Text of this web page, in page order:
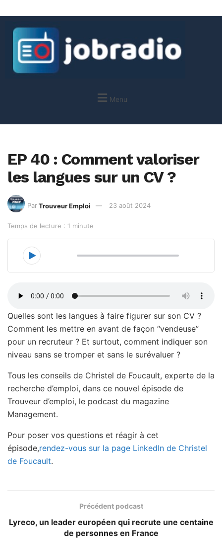
Menu
EP 40 : Comment valoriser
les langues sur un CV ?
Par Trouveur Emploi 23 août 2024
Temps de lecture : 1 minute
Quelles sont les langues à faire figurer sur son CV ?
Comment les mettre en avant de façon “vendeuse”
pour un recruteur ? Et surtout, comment indiquer son
niveau sans se tromper et sans le surévaluer ?
Tous les conseils de Christel de Foucault, experte de la
recherche d’emploi, dans ce nouvel épisode de
Trouveur d’emploi, le podcast du magazine
Management.
Pour poser vos questions et réagir à cet
épisode,rendez-vous sur la page LinkedIn de Christel
de Foucault.
Précédent podcast
Lyreco, un leader européen qui recrute une centaine
de personnes en France